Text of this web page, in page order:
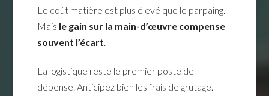
Le coût matière est plus élevé que le parpaing.
Mais le gain sur la main-d’œuvre compense
souvent l’écart.
La logistique reste le premier poste de
dépense. Anticipez bien les frais de grutage.